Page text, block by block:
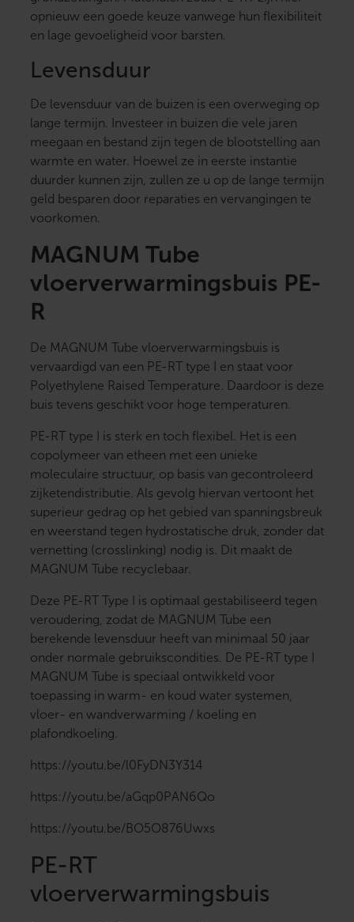
opnieuw een goede keuze vanwege hun flexibiliteit
en lage gevoeligheid voor barsten.
Levensduur
De levensduur van de buizen is een overweging op
lange termijn. Investeer in buizen die vele jaren
meegaan en bestand zijn tegen de blootstelling aan
warmte en water. Hoewel ze in eerste instantie
duurder kunnen zijn, zullen ze u op de lange termijn
geld besparen door reparaties en vervangingen te
voorkomen.
MAGNUM Tube
vloerverwarmingsbuis PE-
R
De MAGNUM Tube vloerverwarmingsbuis is
vervaardigd van een PE-RT type I en staat voor
Polyethylene Raised Temperature. Daardoor is deze
buis tevens geschikt voor hoge temperaturen.
PE-RT type I is sterk en toch flexibel. Het is een
copolymeer van etheen met een unieke
moleculaire structuur, op basis van gecontroleerd
zijketendistributie. Als gevolg hiervan vertoont het
superieur gedrag op het gebied van spanningsbreuk
en weerstand tegen hydrostatische druk, zonder dat
vernetting (crosslinking) nodig is. Dit maakt de
MAGNUM Tube recyclebaar.
Deze PE-RT Type I is optimaal gestabiliseerd tegen
veroudering, zodat de MAGNUM Tube een
berekende levensduur heeft van minimaal 50 jaar
onder normale gebruikscondities. De PE-RT type I
MAGNUM Tube is speciaal ontwikkeld voor
toepassing in warm- en koud water systemen,
vloer- en wandverwarming / koeling en
plafondkoeling.
https://youtu.be/l0FyDN3Y314
https://youtu.be/aGqp0PAN6Qo
https://youtu.be/BO5O876Uwxs
PE-RT
vloerverwarmingsbuis